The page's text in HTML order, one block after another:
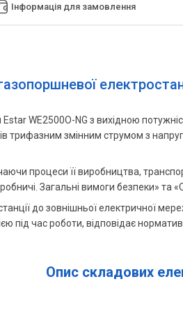
Інформація для замовлення
WE2500O-NG з вихідною
трифазним змінним струмом з
процеси її виробництва,
Загальні вимоги безпеки» та
до зовнішньої електричної
під час роботи, відповідає
Опис складових